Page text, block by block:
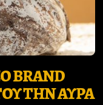
BRAND
ΤΗΝ ΑΥΡΑ